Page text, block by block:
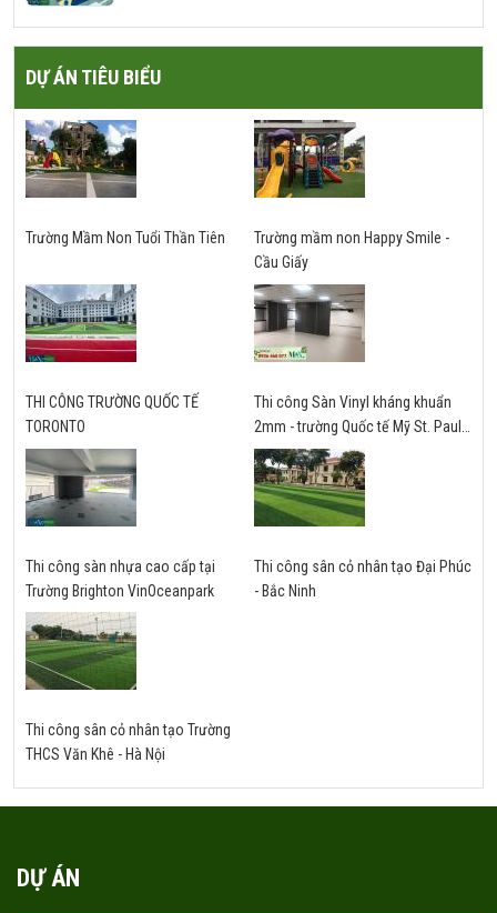
DỰ ÁN TIÊU BIỂU
Trường Mầm Non Tuổi Thần Tiên
Trường mầm non Happy Smile -
Cầu Giấy
THI CÔNG TRƯỜNG QUỐC TẾ
TORONTO
Thi công Sàn Vinyl kháng khuẩn
2mm - trường Quốc tế Mỹ St. Paul -
Hà Nội
Thi công sàn nhựa cao cấp tại
Trường Brighton VinOceanpark
Thi công sân cỏ nhân tạo Đại Phúc
- Bắc Ninh
Thi công sân cỏ nhân tạo Trường
THCS Văn Khê - Hà Nội
DỰ ÁN